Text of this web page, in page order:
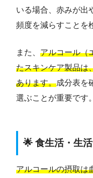
いる場合、赤みが出
頻度を減らすことを
また、 アルコール（
たスキンケア製品は
あります。成分表を
選ぶことが重要です。
🌟 食生活・生
アルコールの摂取は